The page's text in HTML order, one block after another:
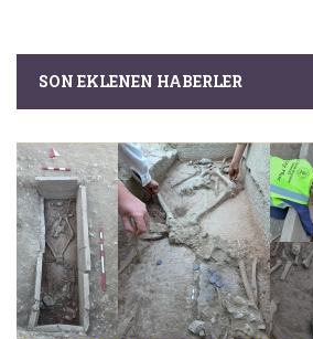
SON EKLENEN HABERLER